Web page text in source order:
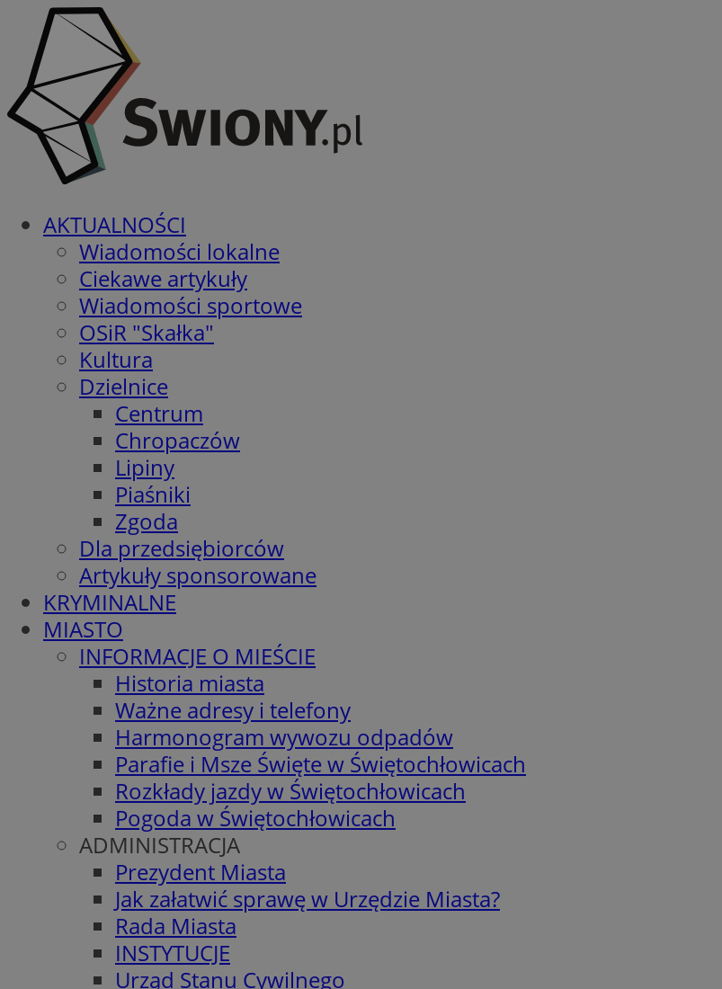
AKTUALNOŚCI
Wiadomości lokalne
Ciekawe artykuły
Wiadomości sportowe
OSiR "Skałka"
Kultura
Dzielnice
Centrum
Chropaczów
Lipiny
Piaśniki
Zgoda
Dla przedsiębiorców
Artykuły sponsorowane
KRYMINALNE
MIASTO
INFORMACJE O MIEŚCIE
Historia miasta
Ważne adresy i telefony
Harmonogram wywozu odpadów
Parafie i Msze Święte w Świętochłowicach
Rozkłady jazdy w Świętochłowicach
Pogoda w Świętochłowicach
ADMINISTRACJA
Prezydent Miasta
Jak załatwić sprawę w Urzędzie Miasta?
Rada Miasta
INSTYTUCJE
Urząd Stanu Cywilnego